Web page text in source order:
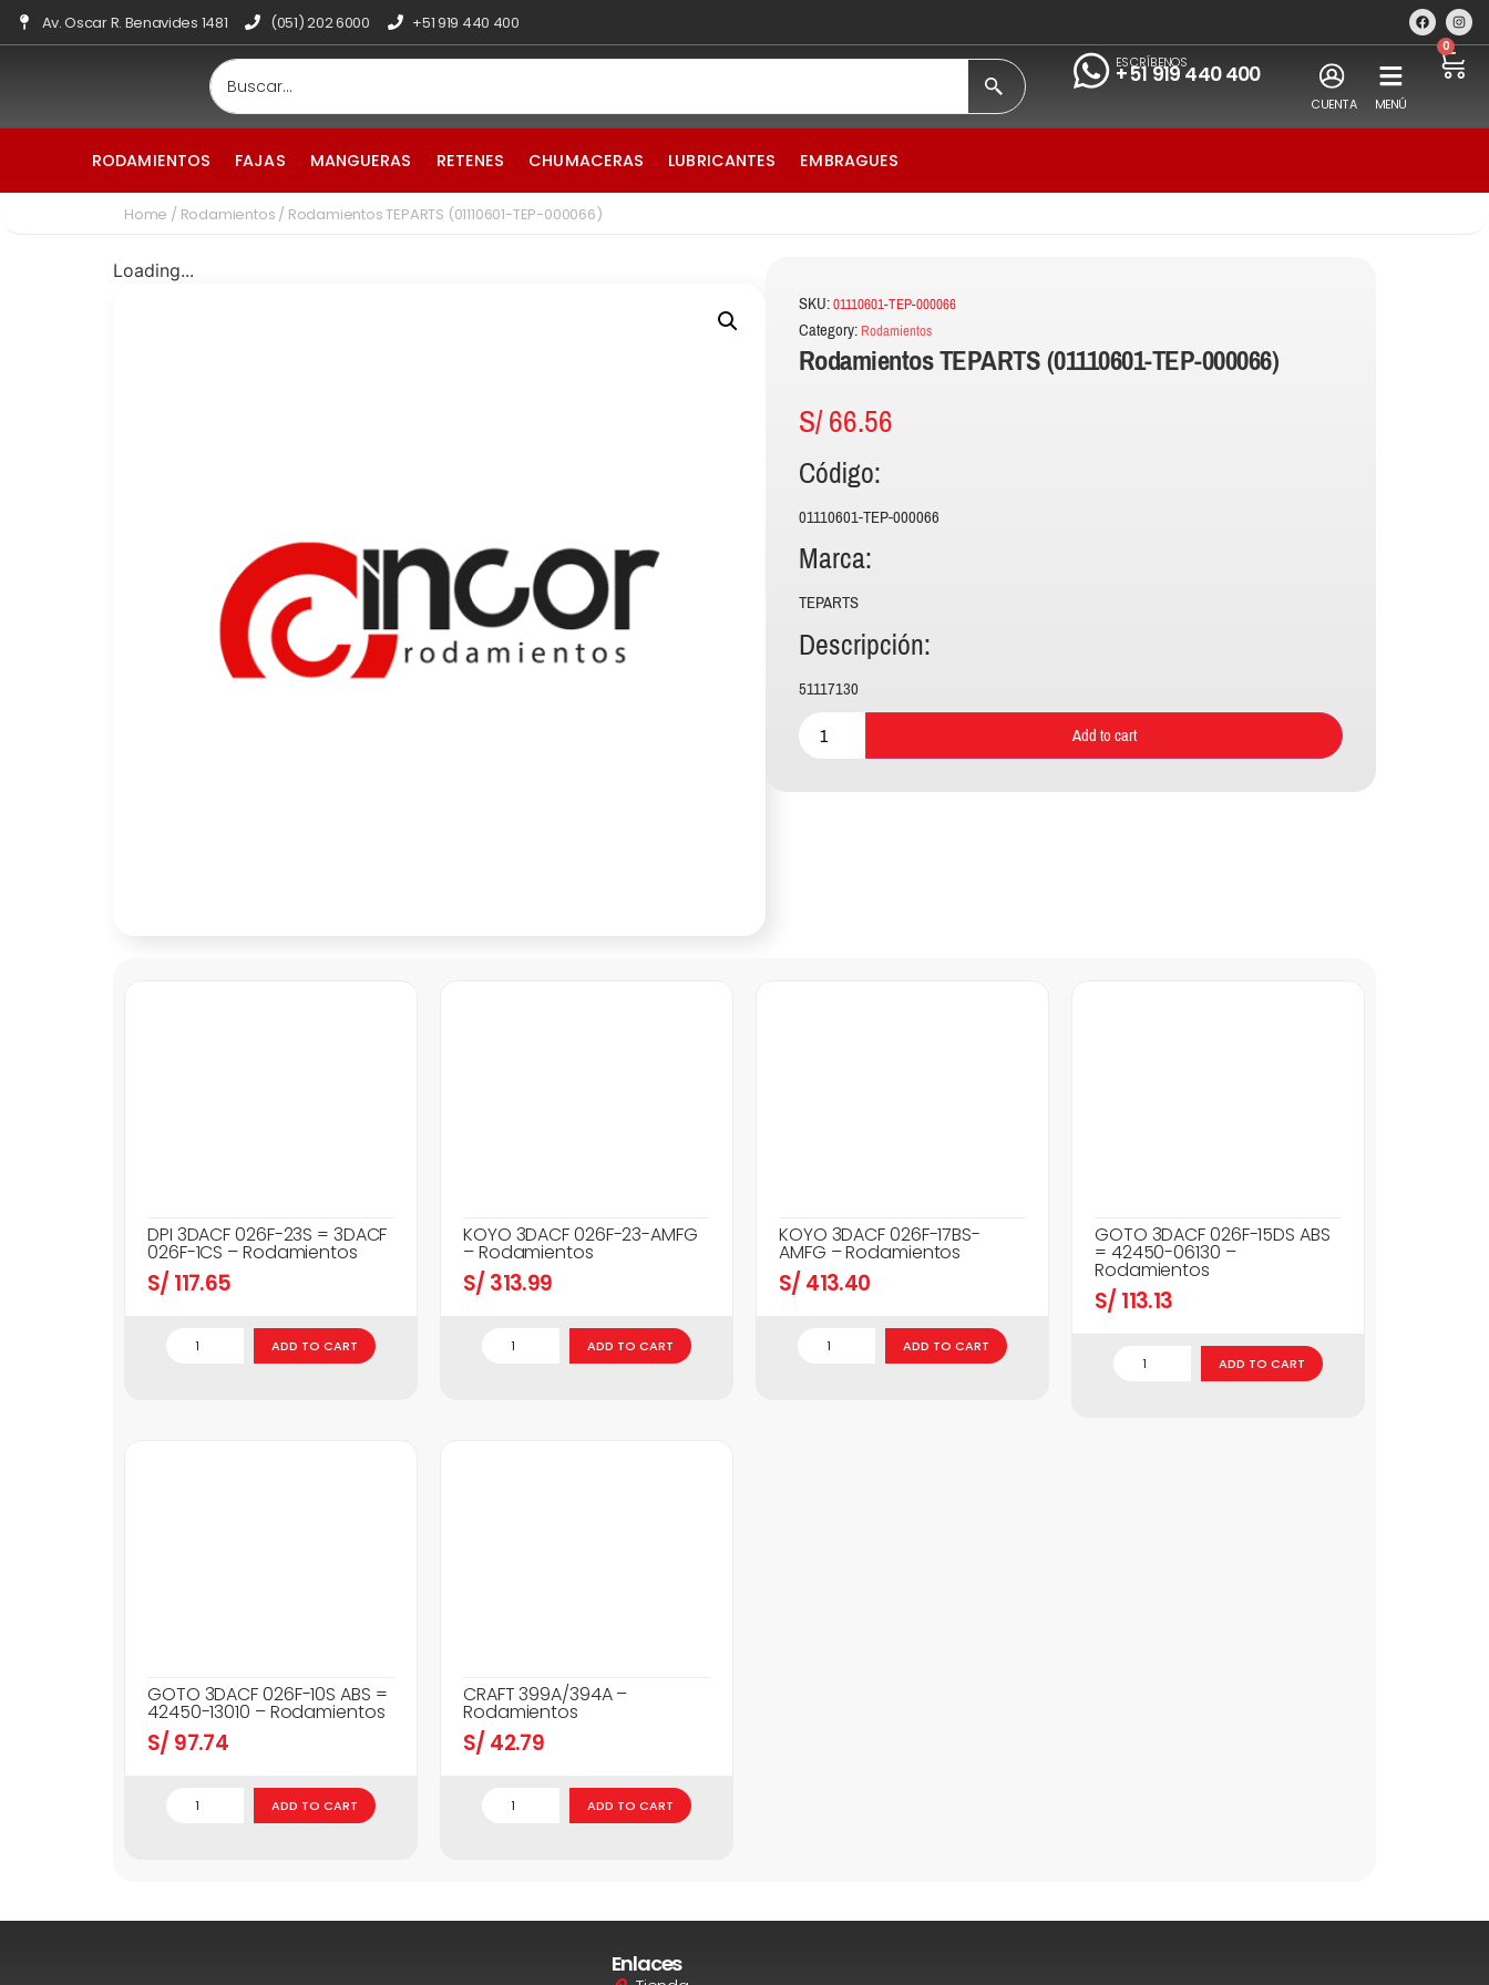
Av. Oscar R. Benavides 1481 (051) 202 6000 +51 919 440 400
ESCRÍBENOS
+51 919 440 400
CUENTA MENÚ
0
RODAMIENTOS FAJAS MANGUERAS RETENES CHUMACERAS LUBRICANTES EMBRAGUES
Home / Rodamientos / Rodamientos TEPARTS (01110601-TEP-000066)
Loading...
SKU:01110601-TEP-000066
Category: Rodamientos
Rodamientos TEPARTS (01110601-TEP-000066)
S/66.56
Código:
01110601-TEP-000066
Marca:
TEPARTS
Descripción:
51117130
Add to cart
DPI 3DACF 026F-23S = 3DACF
026F-1CS – Rodamientos
S/ 117.65
ADD TO CART
KOYO 3DACF 026F-23-AMFG
– Rodamientos
S/ 313.99
ADD TO CART
KOYO 3DACF 026F-17BS-
AMFG – Rodamientos
S/ 413.40
ADD TO CART
GOTO 3DACF 026F-15DS ABS
= 42450-06130 –
Rodamientos
S/ 113.13
ADD TO CART
GOTO 3DACF 026F-10S ABS =
42450-13010 – Rodamientos
S/ 97.74
ADD TO CART
CRAFT 399A/394A –
Rodamientos
S/ 42.79
ADD TO CART
Enlaces